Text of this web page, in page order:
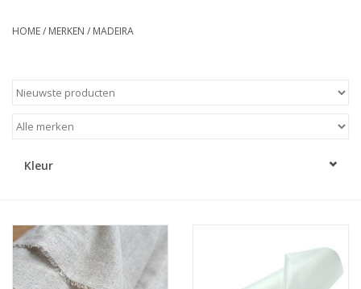
HOME/ MERKEN / MADEIRA
Kleur